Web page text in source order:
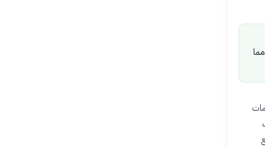
لخدمات